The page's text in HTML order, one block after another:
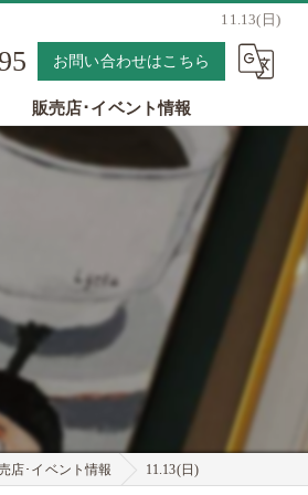
11.13(日)
お問い合わせはこちら
販売店･イベント情報
店･イベント情報 11.13(日)